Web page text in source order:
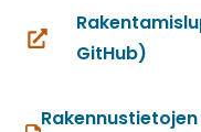
palveluun)
GitHub)
(siirryt
palveluun)